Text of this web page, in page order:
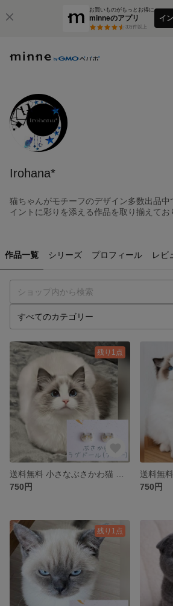
お買いものがもっとお得に
minneのアプリ
3万件以上
イ
Irohana*
猫ちゃんがモチーフのデザイン多数出品
イントに彩りを添える作品を取り揃えてお
作品一覧 シリーズ プロフィール レビ
残り1点
750円
750円
残り1点